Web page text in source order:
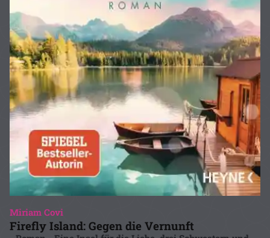
Miriam Covi
Firefly Island: Gegen die Vernunft